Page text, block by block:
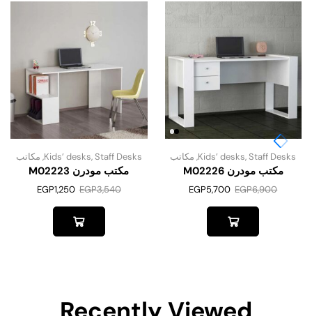
Kids’ desks,Staff Desks
, مكاتب
مكتب مودرن M02226
EGP6,900
EGP5,700
Kids’ desks,Staff Desks
, مكاتب
مكتب مودرن M02223
EGP3,540
EGP1,250